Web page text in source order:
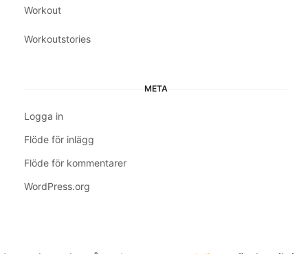
Workout
Workoutstories
META
Logga in
Flöde för inlägg
Flöde för kommentarer
WordPress.org